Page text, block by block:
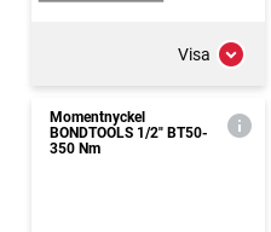
Visa
Momentnyckel
BONDTOOLS 1/2" BT50-
350 Nm